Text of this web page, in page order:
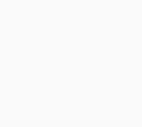
una pestaña nueva